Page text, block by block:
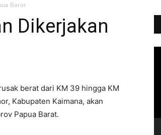
Barat
Dikerjakan
berat dari KM 39 hingga KM
Kabupaten Kaimana, akan
Papua Barat.